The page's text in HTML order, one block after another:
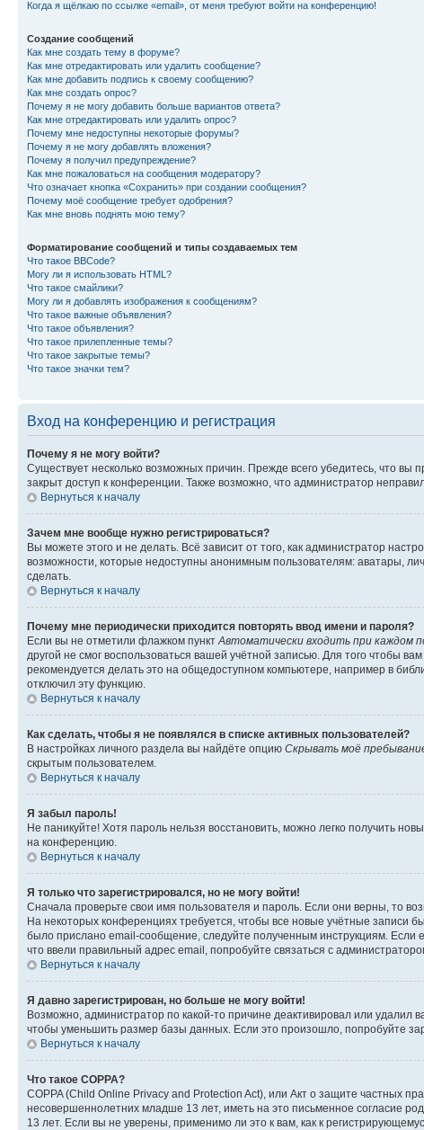
Когда я щёлкаю по ссылке «email», от меня требуют войти на конференцию!
Создание сообщений
Как мне создать тему в форуме?
Как мне отредактировать или удалить сообщение?
Как мне добавить подпись к своему сообщению?
Как мне создать опрос?
Почему я не могу добавить больше вариантов ответа?
Как мне отредактировать или удалить опрос?
Почему мне недоступны некоторые форумы?
Почему я не могу добавлять вложения?
Почему я получил предупреждение?
Как мне пожаловаться на сообщения модератору?
Что означает кнопка «Сохранить» при создании сообщения?
Почему моё сообщение требует одобрения?
Как мне вновь поднять мою тему?
Форматирование сообщений и типы создаваемых тем
Что такое BBCode?
Могу ли я использовать HTML?
Что такое смайлики?
Могу ли я добавлять изображения к сообщениям?
Что такое важные объявления?
Что такое объявления?
Что такое прилепленные темы?
Что такое закрытые темы?
Что такое значки тем?
Вход на конференцию и регистрация
Почему я не могу войти?
Существует несколько возможных причин. Прежде всего убедитесь, что
закрыт доступ к конференции. Также возможно, что администратор
Вернуться к началу
Зачем мне вообще нужно регистрироваться?
Вы можете этого и не делать. Всё зависит от того, как администратор
возможности, которые недоступны анонимным пользователям: аватары,
сделать.
Вернуться к началу
Почему мне периодически приходится повторять ввод имени и пароля?
Если вы не отметили флажком пунктАвтоматически входить при каждом
другой не смог воспользоваться вашей учётной записью. Для того чтобы
рекомендуется делать это на общедоступном компьютере, например в
отключил эту функцию.
Вернуться к началу
Как сделать, чтобы я не появлялся в списке активных пользователей?
В настройках личного раздела вы найдёте опцию Скрывать моё
скрытым пользователем.
Вернуться к началу
Я забыл пароль!
Не паникуйте! Хотя пароль нельзя восстановить, можно легко получить
на конференцию.
Вернуться к началу
Я только что зарегистрировался, но не могу войти!
Сначала проверьте свои имя пользователя и пароль. Если они верны, то
На некоторых конференциях требуется, чтобы все новые учётные записи
было прислано email-сообщение, следуйте полученным инструкциям.
что ввели правильный адрес email, попробуйте связаться с
Вернуться к началу
Я давно зарегистрирован, но больше не могу войти!
Возможно, администратор по какой-то причине деактивировал или
чтобы уменьшить размер базы данных. Если это произошло, попробуйте
Вернуться к началу
Что такое COPPA?
COPPA (Child Online Privacy and Protection Act), или Акт о защите частных
несовершеннолетних младше 13 лет, иметь на это письменное согласие
13 лет. Если вы не уверены, применимо ли это к вам, как к